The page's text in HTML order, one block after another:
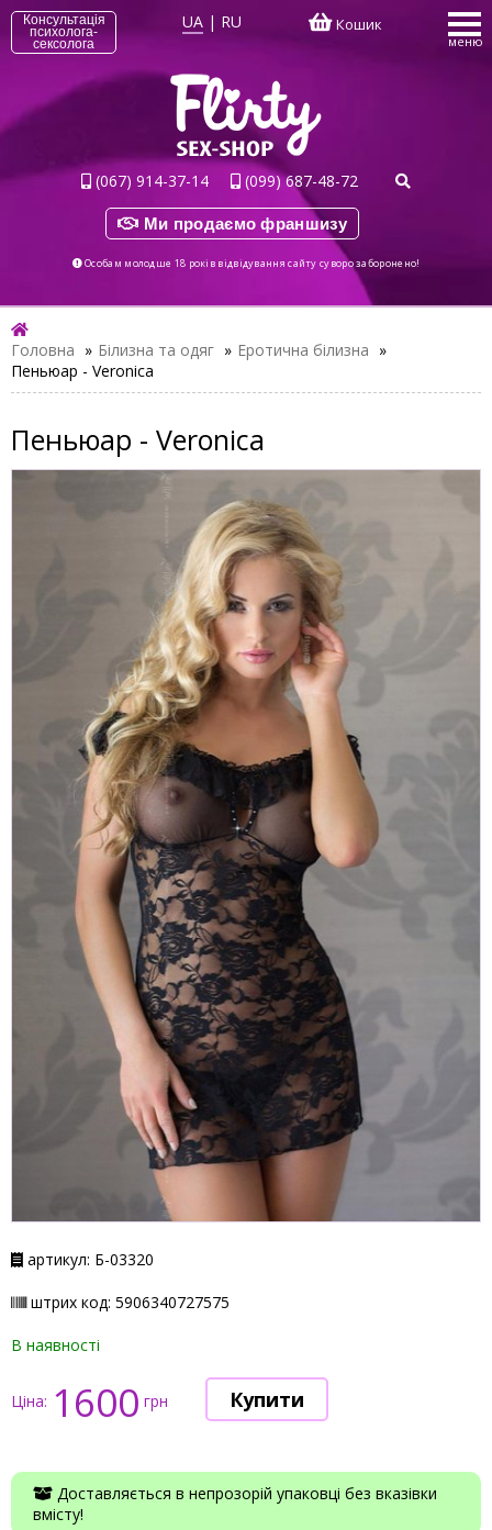
Консультація
психолога-
сексолога
UA | RU Кошик
меню
(067) 914-37-14 (099) 687-48-72
Ми продаємо франшизу
Особам молодше 18 років відвідування сайту суворо заборонено!
Головна » Білизна та одяг » Еротична білизна »
Пеньюар - Veronica
Пеньюар - Veronica
артикул: Б-03320
штрих код: 5906340727575
В наявності
Ціна: 1600 грн
Доставляється в непрозорій упаковці без вказівки
вмісту!